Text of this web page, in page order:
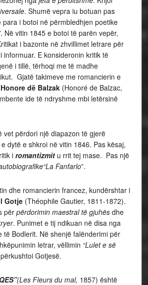
. Shumë vepra iu botuan pas
para i botoi në përmbledhjen poetike
. Në vitin 1845 e botoi të parën vepër,
i bazonte në zhvillimet letrare për
informuar. E konsideronin kritik të
i tillë, tërhoqi me të madhe
Gjatë takimeve me romancierin e
Honore dë Balzak (Honoré de Balzac,
ide të ndryshme mbi letërsinë
vet përdori një diapazon të gjerë
e dytë e shkroi në vitin 1846. Pas kësaj,
i romantizmitu rrit tej mase. Pas një
Fanfarlo”.
dhe romancierin francez, kundërshtar i
Gotje (Théophile Gautier, 1811-1872).
për përdorimin maestral të gjuhësdhe
. Punimet e tij ndikuan në disa nga
të Bodlerit. Në shenjë falënderimi për
letrar, vëllimin “Lulet e së
Gotjesë.
(Les Fleurs du mal, 1857) është